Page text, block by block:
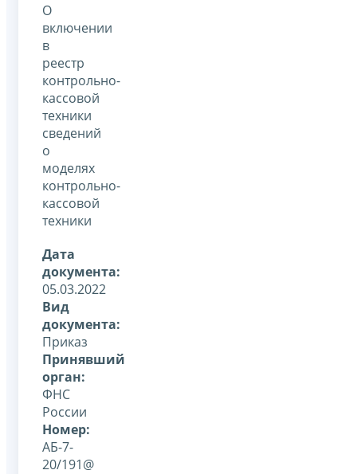
О
включении
в
реестр
контрольно-
кассовой
техники
сведений
о
моделях
контрольно-
кассовой
техники
Дата
документа:
05.03.2022
Вид
документа:
Приказ
Принявший
орган:
ФНС
России
Номер:
АБ-7-
20/191@